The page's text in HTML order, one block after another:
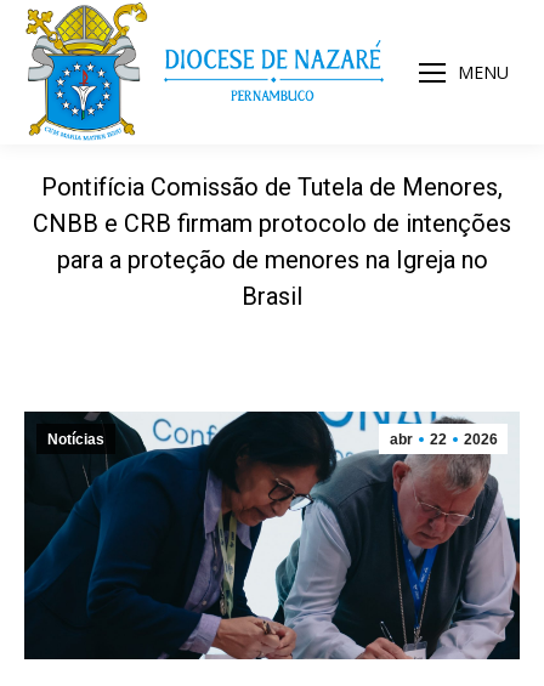
MENU
Pontifícia Comissão de Tutela de Menores,
CNBB e CRB firmam protocolo de intenções
para a proteção de menores na Igreja no
Brasil
abr 22 2026
Notícias